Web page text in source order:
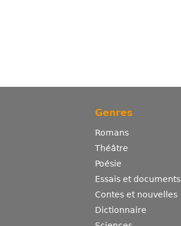
Genres
Romans
Théâtre
Poésie
Essais et documents
Contes et nouvelles
Dictionnaire